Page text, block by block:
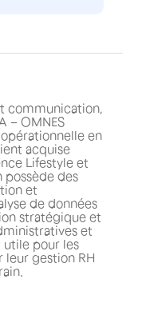
communication,
– OMNES
en
acquise
Lifestyle et
possède des
et
de données
stratégique et
et
pour les
gestion RH